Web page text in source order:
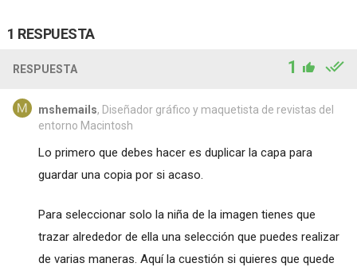
1 RESPUESTA
RESPUESTA 1
mshemails, Diseñador gráfico y maquetista de revistas del
entorno Macintosh
Lo primero que debes hacer es duplicar la capa para
guardar una copia por si acaso.
Para seleccionar solo la niña de la imagen tienes que
trazar alrededor de ella una selección que puedes realizar
de varias maneras. Aquí la cuestión si quieres que quede